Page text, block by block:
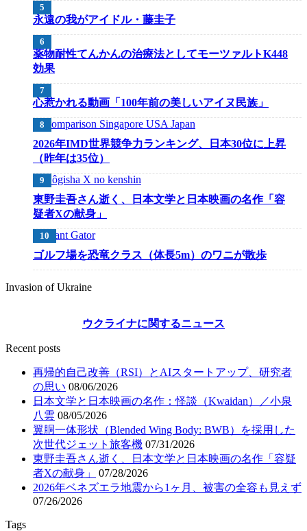
永遠の我がアイドル・藤圭子
薬物耐性てんかんの治療法としてモーツァルトK448
効果
心惹かれる動画「100年前の美しいアイヌ民族」
2026年IMD世界競争力ランキング、日本30位に上昇
（昨年は35位）
東野圭吾さん逝く、日本文学と日本映画の名作「容
疑者Xの献身」
ゴルフ場を恐竜クラス（体長5m）のワニが散歩
Invasion of Ukraine
ウクライナに関するニュース
Recent posts
再帰的自己改善（RSI）とAIスタートアップ、研究者
の思い 08/06/2026
日本文学と日本映画の名作：怪談（Kwaidan）／小泉
八雲 08/05/2026
翼胴一体形状（Blended Wing Body: BWB）を採用した
次世代ジェット旅客機 07/31/2026
東野圭吾さん逝く、日本文学と日本映画の名作「容疑
者Xの献身」
07/28/2026
2026年ベネズエラ地震から1ヶ月、被害の全容も見えず
07/26/2026
Tags